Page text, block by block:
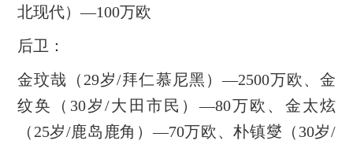
北现代）—100万欧
后卫：
金玟哉（29岁/拜仁慕尼黑）—2500万欧、金
纹奂（30岁/大田市民）—80万欧、金太炫
（25岁/鹿岛鹿角）—70万欧、朴镇燮（30岁/